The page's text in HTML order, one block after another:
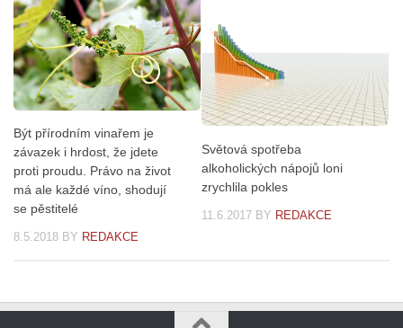
Být přírodním vinařem je
závazek i hrdost, že jdete
proti proudu. Právo na život
má ale každé víno, shodují
se pěstitelé
8.5.2018 BY REDAKCE
Světová spotřeba
alkoholických nápojů loni
zrychlila pokles
11.6.2017 BY REDAKCE